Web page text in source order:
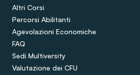
Altri Corsi
Percorsi Abilitanti
Agevolazioni Economiche
FAQ
Sedi Multiversity
Valutazione dei CFU